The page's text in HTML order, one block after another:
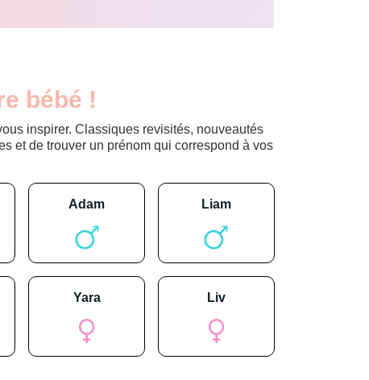
bébé !
inspirer. Classiques revisités, nouveautés
et de trouver un prénom qui correspond à vos
adam liam
yara liv